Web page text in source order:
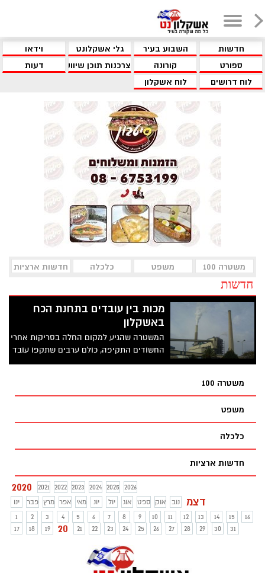
חדשות השבוע בעיר גלי אשקלונט
וידאו
ספורט
קורונה צרכנות תוכן שיווקי
דעות
לוח דרושים
לוח אשקלון
משטרה 100 משפט כלכלה חדשות ארציות
חדשות
מכות בין עובדים בתחנת הכח
באשקלון
המשטרה שהגיע למקום החלה בסריקות אחרי
החשודים התקיפה, כולם ערבים שתקפו עובד
בדואי
משטרה 100
משפט
כלכלה
חדשות ארציות
2020 2021 2022 2023 2024 2025
2026
ינו
פבר מרץ אפר מאי יונ יול אוג ספט אוק נוב דצמ
1 2 3 4 5 6 7 8 9 10 11 12 13 14 15
16
17
18 19 20 21 22 23 24 25 26 27 28 29 30 31